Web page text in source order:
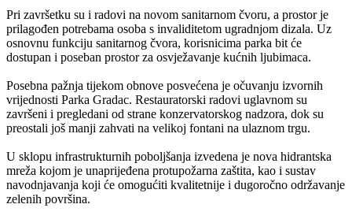
Pri završetku su i radovi na novom sanitarnom čvoru, a prostor je
prilagođen potrebama osoba s invaliditetom ugradnjom dizala. Uz
osnovnu funkciju sanitarnog čvora, korisnicima parka bit će
dostupan i poseban prostor za osvježavanje kućnih ljubimaca.
Posebna pažnja tijekom obnove posvećena je očuvanju izvornih
vrijednosti Parka Gradac. Restauratorski radovi uglavnom su
završeni i pregledani od strane konzervatorskog nadzora, dok su
preostali još manji zahvati na velikoj fontani na ulaznom trgu.
U sklopu infrastrukturnih poboljšanja izvedena je nova hidrantska
mreža kojom je unaprijeđena protupožarna zaštita, kao i sustav
navodnjavanja koji će omogućiti kvalitetnije i dugoročno održavanje
zelenih površina.